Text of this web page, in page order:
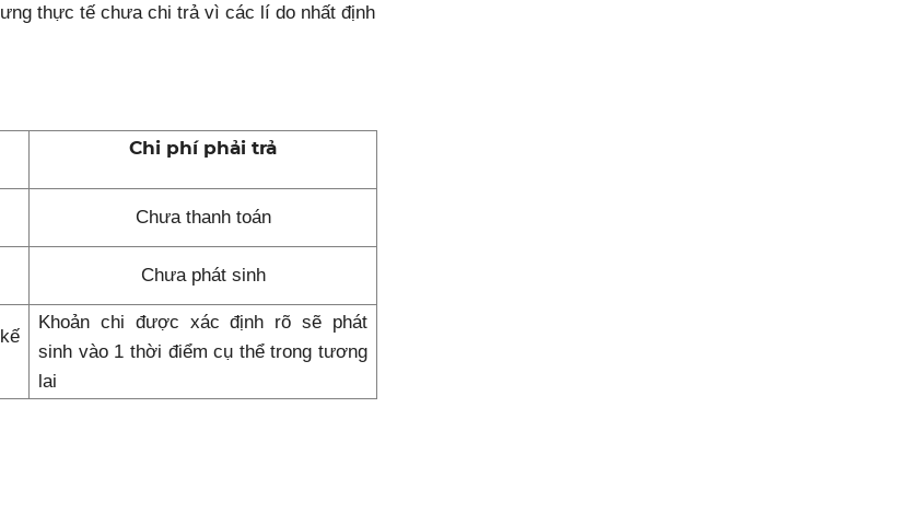
thực tế chưa chi trả vì các lí do nhất định
Chi phí phải trả
Chưa thanh toán
Chưa phát sinh
Khoản chi được xác định rõ sẽ phát
sinh vào 1 thời điểm cụ thể trong tương
lai